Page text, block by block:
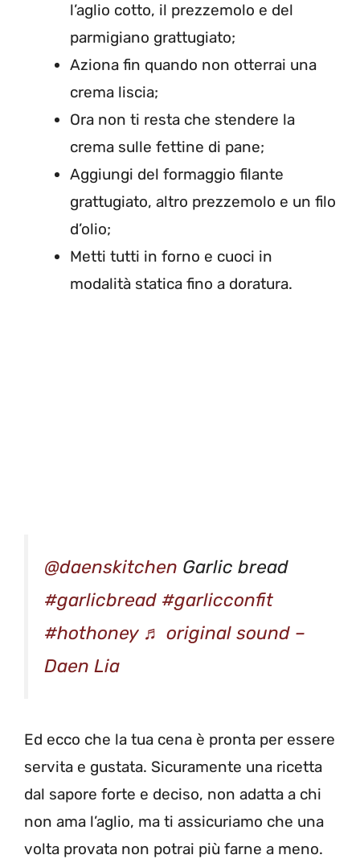
l’aglio cotto, il prezzemolo e del
parmigiano grattugiato;
Aziona fin quando non otterrai una
crema liscia;
Ora non ti resta che stendere la
crema sulle fettine di pane;
Aggiungi del formaggio filante
grattugiato, altro prezzemolo e un filo
d’olio;
Metti tutti in forno e cuoci in
modalità statica fino a doratura.
@daenskitchen Garlic bread
#garlicbread #garlicconfit
#hothoney ♬ original sound –
Daen Lia
Ed ecco che la tua cena è pronta per essere
servita e gustata. Sicuramente una ricetta
dal sapore forte e deciso, non adatta a chi
non ama l’aglio, ma ti assicuriamo che una
volta provata non potrai più farne a meno.